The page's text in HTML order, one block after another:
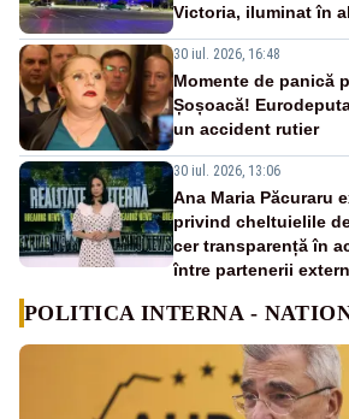
Victoria, iluminat în
30 iul. 2026, 16:48
Momente de panică
Șoșoacă!
un accident rutier
30 iul. 2026, 13:06
Ana Maria Păcuraru
privind cheltuielile
cer transparență în
între partenerii
POLITICA INTERNA -